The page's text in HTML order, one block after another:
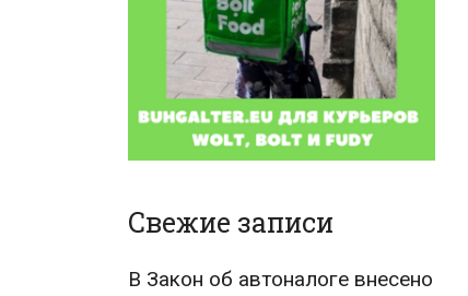
Свежие записи
В Закон об автоналоге внесено